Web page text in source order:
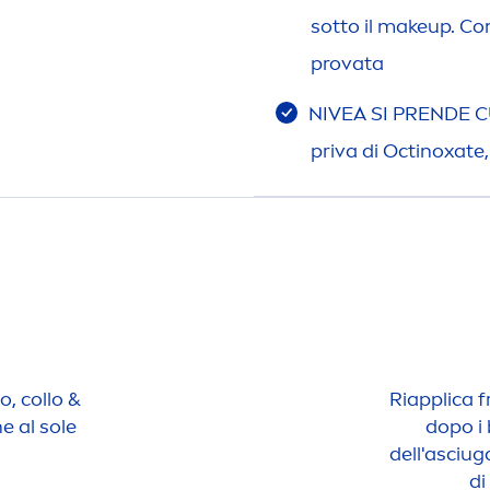
sotto il makeup.
provata
NIVEASI PRENDE
priva di
collo &
al sole
Riapplica
dopo i
di